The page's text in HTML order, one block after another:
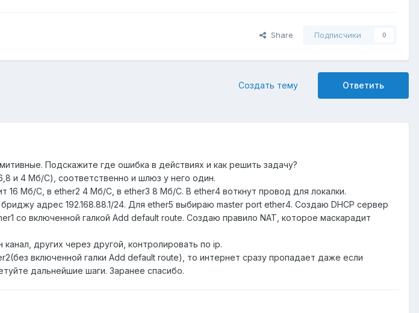
Share Подписчики 0
Ответить
Создать тему
Подскажите где ошибка в действиях и как решить задачу?
и 4 Мб/С), соответственно и шлюз у него один.
16 Мб/С, в ether2 4 Мб/С, в ether3 8 Мб/С. В ether4 воткнут провод для локалки.
адрес 192.168.88.1/24. Для ether5 выбираю master port ether4. Создаю DHCP сервер
со включенной галкой Add default route. Создаю правило NAT, которое маскарадит
других через другой, контролировать по ip.
включенной галки Add default route), то интернет сразу пропадает даже если
дальнейшие шаги. Заранее спасибо.